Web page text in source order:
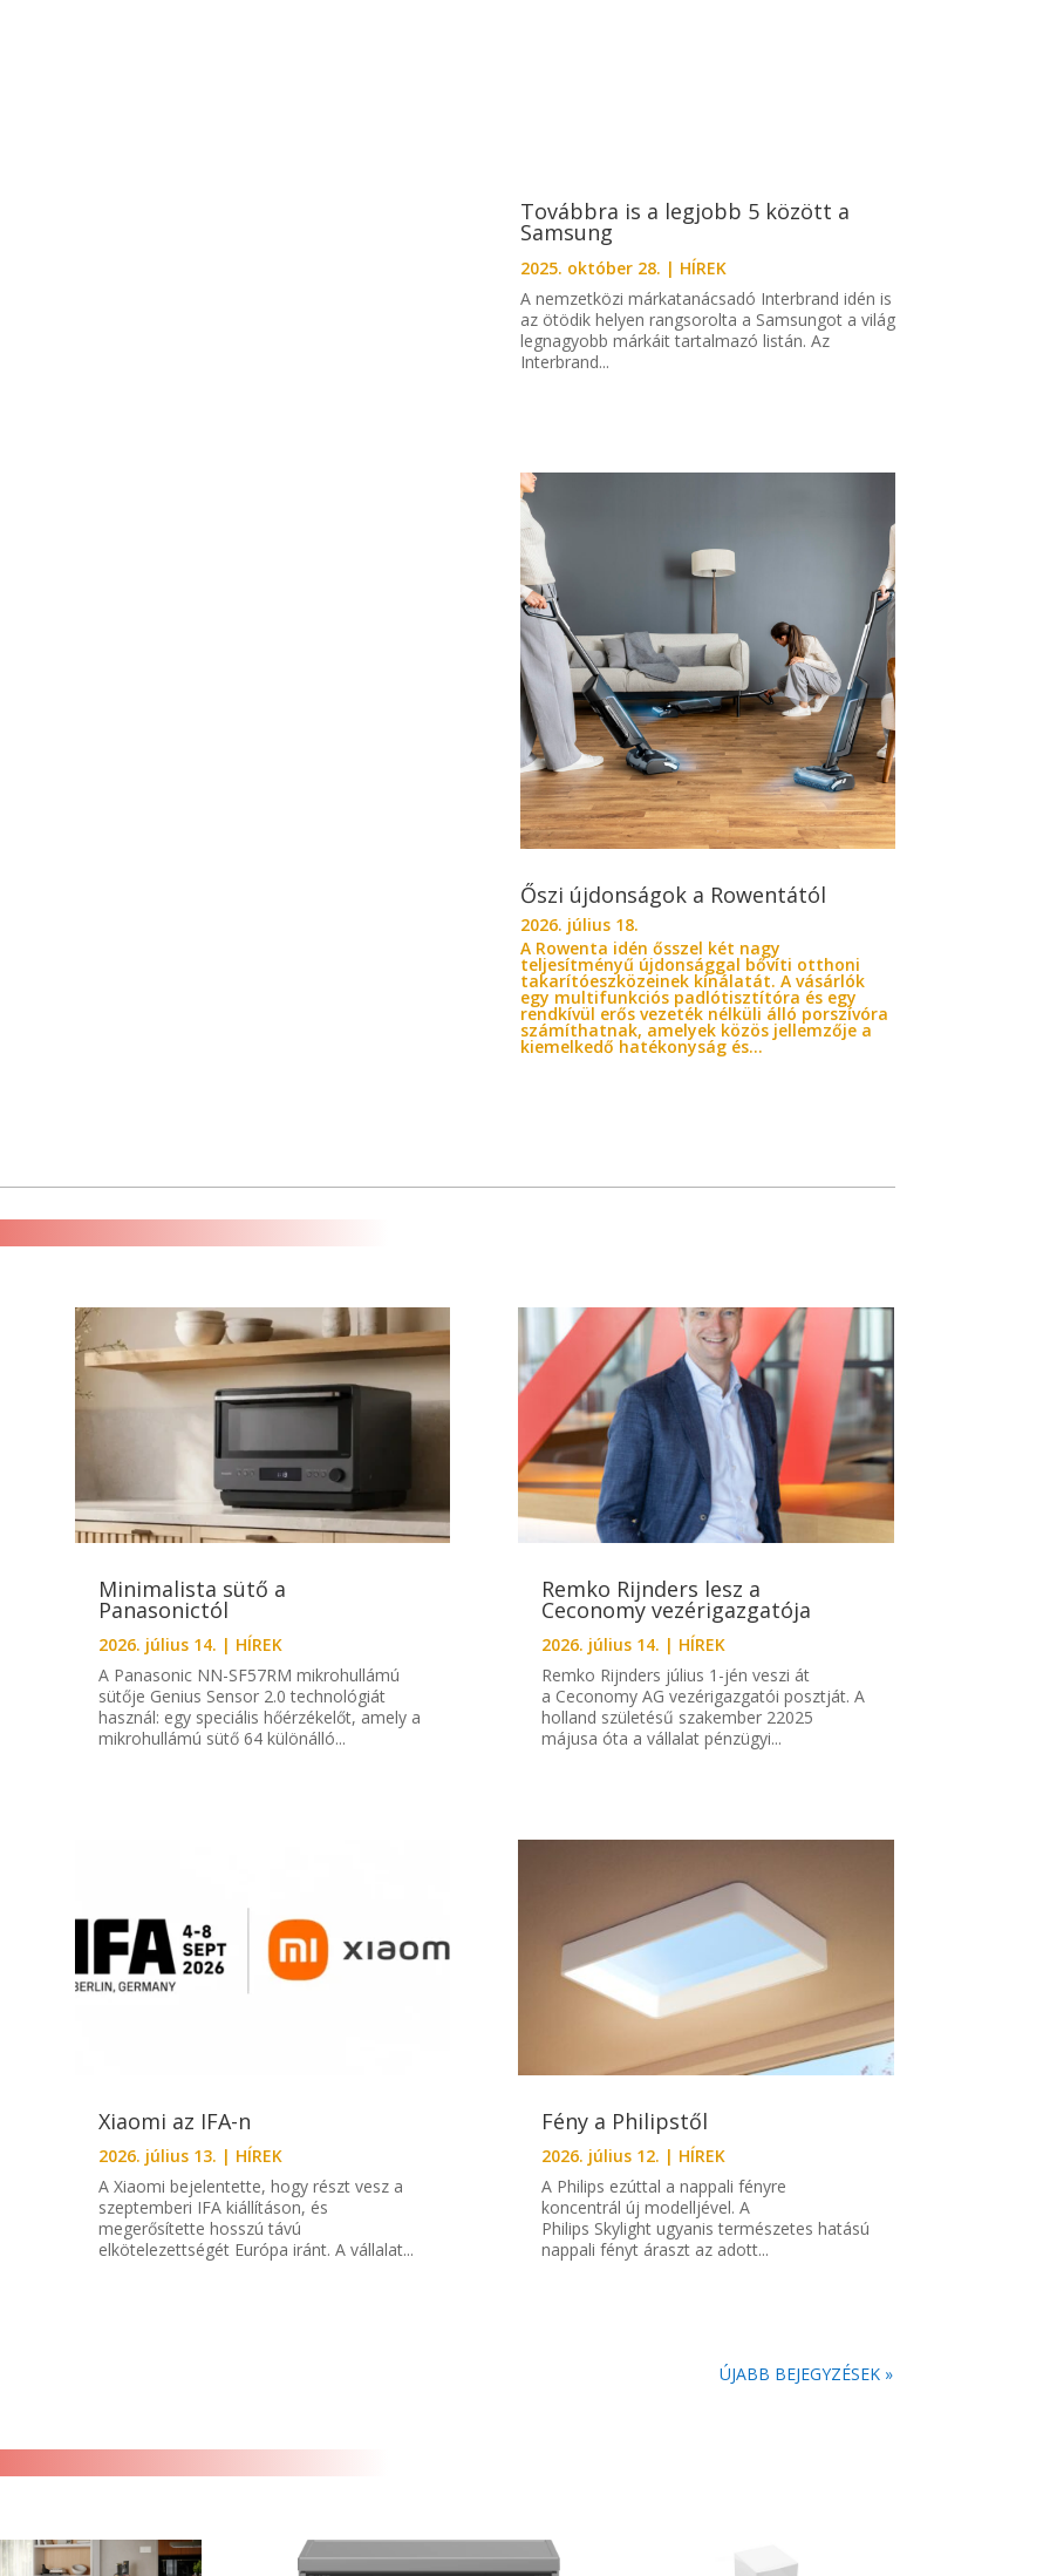
Továbbra is a legjobb 5 között a
Samsung
2025. október 28. | HÍREK
A nemzetközi márkatanácsadó Interbrand idén is
az ötödik helyen rangsorolta a Samsungot a világ
legnagyobb márkáit tartalmazó listán. Az
Interbrand...
Őszi újdonságok a Rowentától
2026. július 18.
A Rowenta idén ősszel két nagy
teljesítményű újdonsággal bővíti otthoni
takarítóeszközeinek kínálatát. A vásárlók
egy multifunkciós padlótisztítóra és egy
rendkívül erős vezeték nélküli álló porszívóra
számíthatnak, amelyek közös jellemzője a
kiemelkedő hatékonyság és...
Minimalista sütő a
Panasonictól
2026. július 14. | HÍREK
A Panasonic NN-SF57RM mikrohullámú
sütője Genius Sensor 2.0 technológiát
használ: egy speciális hőérzékelőt, amely a
mikrohullámú sütő 64 különálló...
Xiaomi az IFA-n
2026. július 13. | HÍREK
A Xiaomi bejelentette, hogy részt vesz a
szeptemberi IFA kiállításon, és
megerősítette hosszú távú
elkötelezettségét Európa iránt. A vállalat...
Remko Rijnders lesz a
Ceconomy vezérigazgatója
2026. július 14. | HÍREK
Remko Rijnders július 1-jén veszi át
a Ceconomy AG vezérigazgatói posztját. A
holland születésű szakember 22025
májusa óta a vállalat pénzügyi...
Fény a Philipstől
2026. július 12. | HÍREK
A Philips ezúttal a nappali fényre
koncentrál új modelljével. A
Philips Skylight ugyanis természetes hatású
nappali fényt áraszt az adott...
ÚJABB BEJEGYZÉSEK »